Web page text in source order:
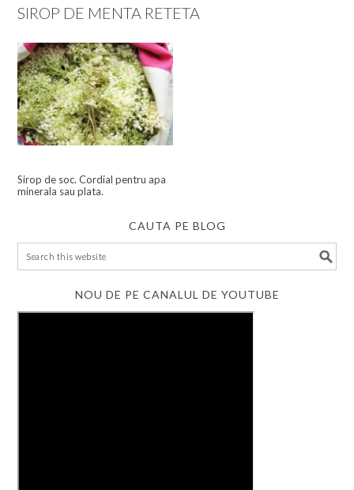
SIROP DE MENTA RETETA
Sirop de soc. Cordial pentru apa
minerala sau plata.
CAUTA PE BLOG
NOU DE PE CANALUL DE YOUTUBE